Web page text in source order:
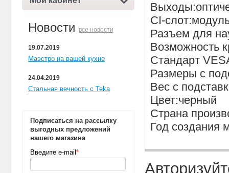
Новости все новости
19.07.2019
Маэстро на вашей кухне
24.04.2019
Стальная вечность с Teka
Подписаться на рассылку
выгодных предложений
нашего магазина
Введите e-mail *
CI-
Разъем для
Возможность
Стандарт
Размеры с
Вес с
Цвет:черный
Страна
Год создания